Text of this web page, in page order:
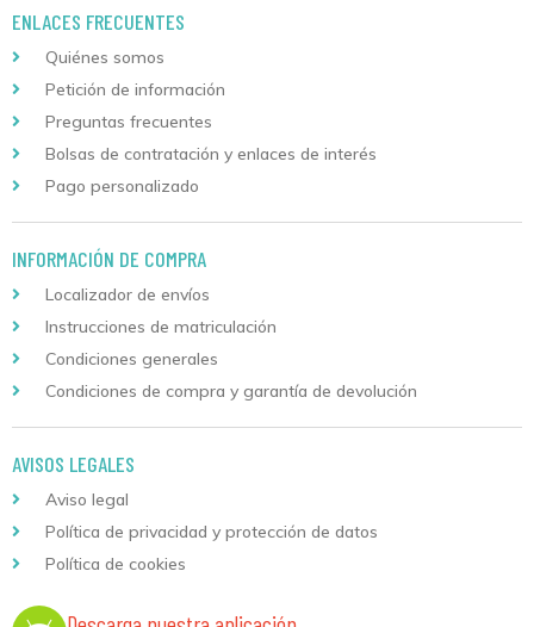
ENLACES FRECUENTES
Quiénes somos
Petición de información
Preguntas frecuentes
Bolsas de contratación y enlaces de interés
Pago personalizado
INFORMACIÓN DE COMPRA
Localizador de envíos
Instrucciones de matriculación
Condiciones generales
Condiciones de compra y garantía de devolución
AVISOS LEGALES
Aviso legal
Política de privacidad y protección de datos
Política de cookies